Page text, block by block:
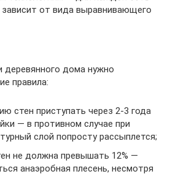
зависит от вида выравнивающего
деревянного дома нужно
правила:
стен приступать через 2-3 года
— в противном случае при
слой попросту рассыплется;
не должна превышать 12% —
анаэробная плесень, несмотря